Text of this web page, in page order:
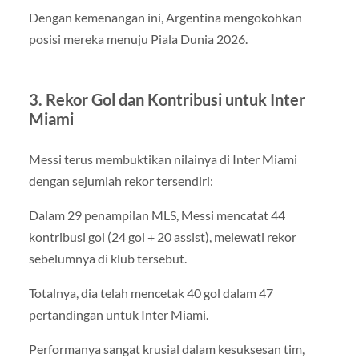
Dengan kemenangan ini, Argentina mengokohkan
posisi mereka menuju Piala Dunia 2026.
3. Rekor Gol dan Kontribusi untuk Inter
Miami
Messi terus membuktikan nilainya di Inter Miami
dengan sejumlah rekor tersendiri:
Dalam 29 penampilan MLS, Messi mencatat 44
kontribusi gol (24 gol + 20 assist), melewati rekor
sebelumnya di klub tersebut.
Totalnya, dia telah mencetak 40 gol dalam 47
pertandingan untuk Inter Miami.
Performanya sangat krusial dalam kesuksesan tim,